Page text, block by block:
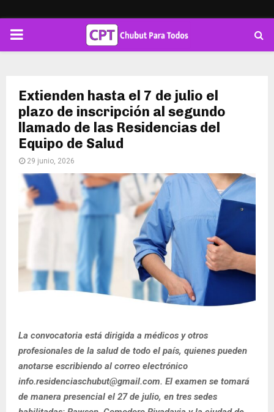
PRIMARY
Extienden hasta el 7 de julio el
plazo de inscripción al segundo
llamado de las Residencias del
Equipo de Salud
29 junio, 2026
La convocatoria está dirigida a médicos y otros
profesionales de la salud de todo el país, quienes pueden
anotarse escribiendo al correo electrónico
info.residenciaschubut@gmail.com. El examen se tomará
de manera presencial el 27 de julio, en tres sedes